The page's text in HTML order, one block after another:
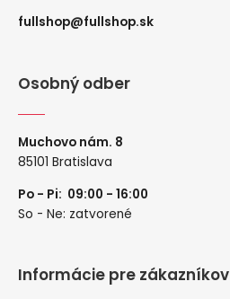
fullshop@fullshop.sk
Osobný odber
Muchovo nám. 8
85101 Bratislava
Po - Pi: 09:00 - 16:00
So - Ne: zatvorené
Informácie pre zákazníkov